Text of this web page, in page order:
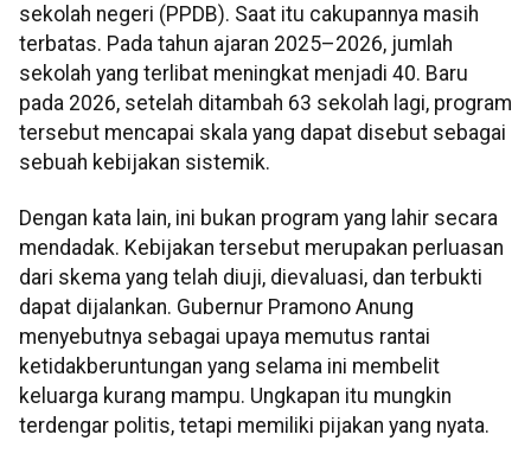
sekolah negeri (PPDB). Saat itu cakupannya masih
terbatas. Pada tahun ajaran 2025–2026, jumlah
sekolah yang terlibat meningkat menjadi 40. Baru
pada 2026, setelah ditambah 63 sekolah lagi, program
tersebut mencapai skala yang dapat disebut sebagai
sebuah kebijakan sistemik.
Dengan kata lain, ini bukan program yang lahir secara
mendadak. Kebijakan tersebut merupakan perluasan
dari skema yang telah diuji, dievaluasi, dan terbukti
dapat dijalankan. Gubernur Pramono Anung
menyebutnya sebagai upaya memutus rantai
ketidakberuntungan yang selama ini membelit
keluarga kurang mampu. Ungkapan itu mungkin
terdengar politis, tetapi memiliki pijakan yang nyata.